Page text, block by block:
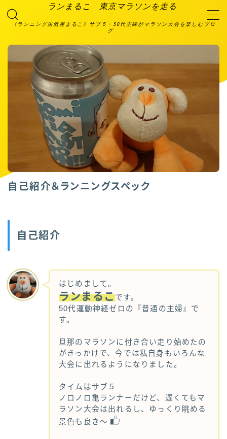
ランまるこ 東京マラソンを走る
《ランニング居酒屋まるこ》サブ５・50代主婦がマラソン大会を楽しむブロ
グ
2023大会エントリー予定
TOP画面
お問い合わせ
プライバシーポリシー
利用規約／特定商取引法に基づく表記
有料記事の決済完了ページ
特定商取引法に基づく表記
箱根プロジェクト
絆ランニング倶楽部
自己紹介＆ランニングスペック
運営者情報
自己紹介＆ランニングスペック
自己紹介
はじめまして。
ランまるこです。
50代運動神経ゼロの『普通の主婦』で
す。
旦那のマラソンに付き合い走り始めたの
がきっかけで、今では私自身もいろんな
大会に出れるようになりました。
タイムはサブ５
ノロノロ亀ランナーだけど、遅くてもマ
ラソン大会は出れるし、ゆっくり眺める
景色も良き～